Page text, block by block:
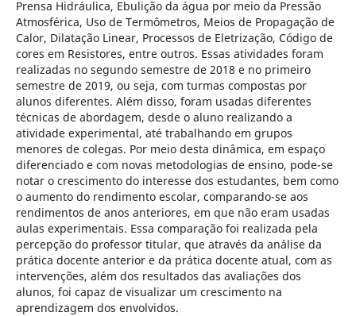
Prensa Hidráulica, Ebulição da água por meio da Pressão
Atmosférica, Uso de Termômetros, Meios de Propagação de
Calor, Dilatação Linear, Processos de Eletrização, Código de
cores em Resistores, entre outros. Essas atividades foram
realizadas no segundo semestre de 2018 e no primeiro
semestre de 2019, ou seja, com turmas compostas por
alunos diferentes. Além disso, foram usadas diferentes
técnicas de abordagem, desde o aluno realizando a
atividade experimental, até trabalhando em grupos
menores de colegas. Por meio desta dinâmica, em espaço
diferenciado e com novas metodologias de ensino, pode-se
notar o crescimento do interesse dos estudantes, bem como
o aumento do rendimento escolar, comparando-se aos
rendimentos de anos anteriores, em que não eram usadas
aulas experimentais. Essa comparação foi realizada pela
percepção do professor titular, que através da análise da
prática docente anterior e da prática docente atual, com as
intervenções, além dos resultados das avaliações dos
alunos, foi capaz de visualizar um crescimento na
aprendizagem dos envolvidos.